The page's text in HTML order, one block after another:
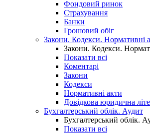
Фондовий ринок
Страхування
Банки
Грошовий обіг
Закони. Кодекси. Нормативні
Закони. Кодекси.
Показати всі
Коментарі
Закони
Кодекси
Нормативні акти
Довідкова юридична
Бухгалтерський облік. Аудит
Бухгалтерський облік.
Показати всі